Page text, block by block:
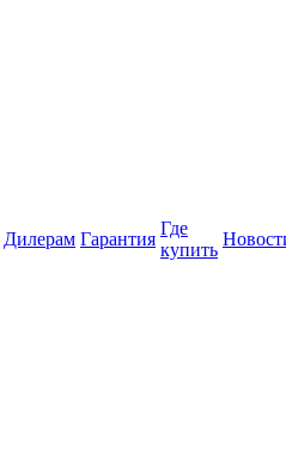
Дилерам Гарантия
Где
купить